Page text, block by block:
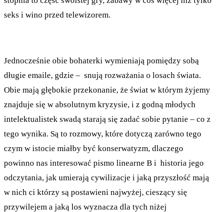
seks i wino przed telewizorem.
Jednocześnie obie bohaterki wymieniają pomiędzy sobą
długie emaile, gdzie – snują rozważania o losach świata.
Obie mają głębokie przekonanie, że świat w którym żyjemy
znajduje się w absolutnym kryzysie, i z godną młodych
intelektualistek swadą starają się zadać sobie pytanie – co z
tego wynika. Są to rozmowy, które dotyczą zarówno tego
czym w istocie miałby być konserwatyzm, dlaczego
powinno nas interesować pismo linearne B i historia jego
odczytania, jak umierają cywilizacje i jaką przyszłość mają
w nich ci którzy są postawieni najwyżej, cieszący się
przywilejem a jaką los wyznacza dla tych niżej